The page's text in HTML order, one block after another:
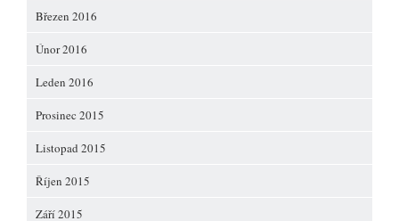
Březen 2016
Únor 2016
Leden 2016
Prosinec 2015
Listopad 2015
Říjen 2015
Září 2015